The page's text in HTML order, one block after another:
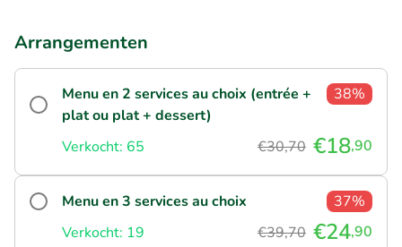
Arrangementen
Menu en 2 services au choix (entrée +
plat ou plat + dessert)
38%
Verkocht: 65 €30,70 €18,90
Menu en 3 services au choix
37%
Verkocht: 19
€39,70 €24,90